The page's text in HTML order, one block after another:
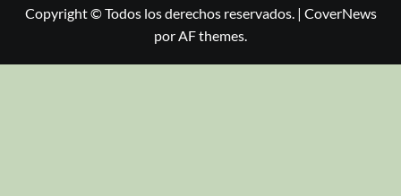
Copyright © Todos los derechos reservados. | CoverNews
por AF themes.